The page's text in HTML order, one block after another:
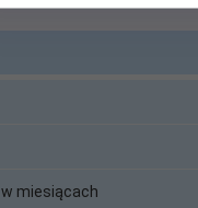
miesiącach